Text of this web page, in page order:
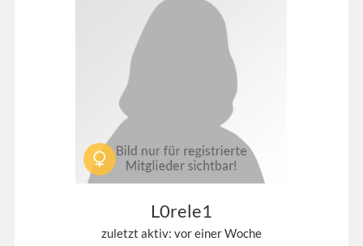
L0rele1
zuletzt aktiv: vor einer Woche